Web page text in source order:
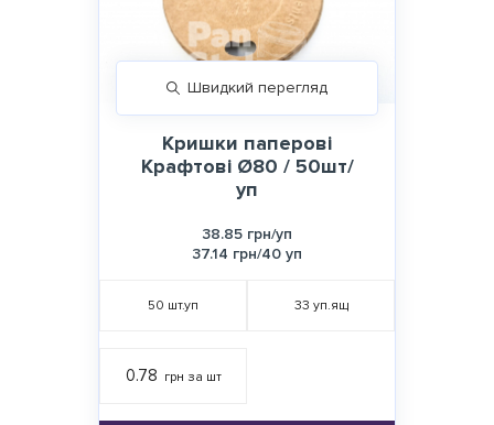
Швидкий перегляд
Кришки паперові
Крафтові Ø80 / 50шт/
уп
38.85 грн/уп
37.14 грн/40 уп
50 шт.уп 33 уп.ящ
0.78 грн за шт